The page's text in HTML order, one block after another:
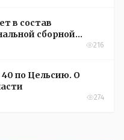
в состав
сборной
216
по Цельсию. О
274